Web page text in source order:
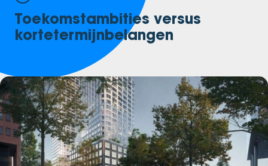
Toekomstambities versus
kortetermijnbelangen